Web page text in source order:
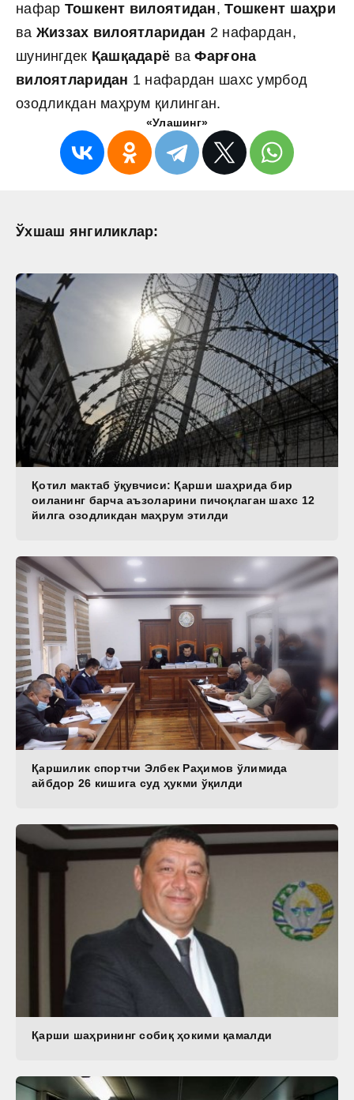
нафар Тошкент вилоятидан,Тошкент шаҳри
ва Жиззах вилоятларидан 2 нафардан,
шунингдек Қашқадарё ваФарғона
вилоятларидан 1 нафардан шахс умрбод
озодликдан маҳрум қилинган.
«Улашинг»
Ўхшаш янгиликлар:
Қотил мактаб ўқувчиси: Қарши шаҳрида бир
оиланинг барча аъзоларини пичоқлаган шахс 12
йилга озодликдан маҳрум этилди
Қаршилик спортчи Элбек Раҳимов ўлимида
айбдор 26 кишига суд ҳукми ўқилди
Қарши шаҳрининг собиқ ҳокими қамалди